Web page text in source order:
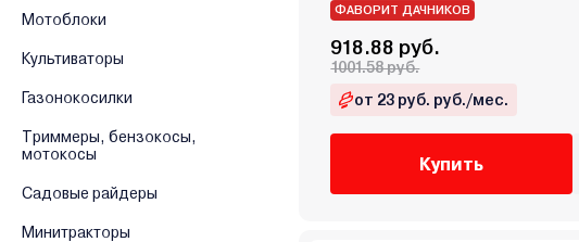
Мотоблоки
Культиваторы
Газонокосилки
Триммеры, бензокосы,
мотокосы
Садовые райдеры
Минитракторы
ФАВОРИТ ДАЧНИКОВ
918.88 руб.
1001.58 руб.
от 23 руб. руб./мес.
Купить